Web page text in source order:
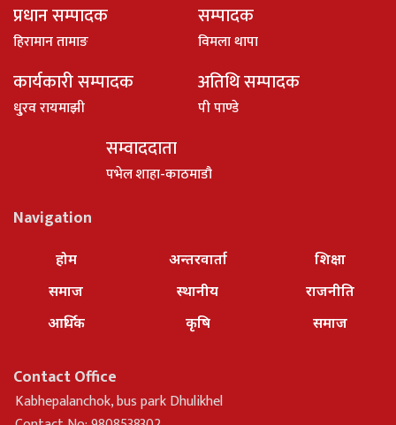
प्रधान सम्पादक
हिरामान तामाङ
सम्पादक
विमला थापा
कार्यकारी सम्पादक
धु्रव रायमाझी
अतिथि सम्पादक
पी पाण्डे
सम्वाददाता
पभेल शाहा-काठमाडौ
Navigation
होम
समाज
आर्थिक
अन्तरवार्ता
स्थानीय
कृषि
शिक्षा
राजनीति
समाज
Contact Office
Kabhepalanchok, bus park Dhulikhel